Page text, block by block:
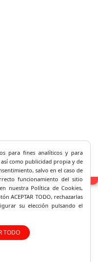
para fines analíticos y para
como publicidad propia y de
salvo en el caso de
funcionamiento del sitio
nuestra Política de Cookies,
ACEPTAR TODO, rechazarlas
su elección pulsando el
TODO